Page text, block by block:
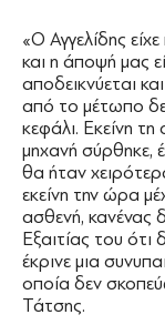
«Ο Αγγελίδης
και η άποψή μας
αποδεικνύεται
από το μέτωπο
κεφάλι. Εκείνη τη
μηχανή σύρθηκε,
θα ήταν
εκείνη την ώρα
ασθενή, κανένας
Εξαιτίας του
έκρινε μια
οποία δεν
Τάτσης.